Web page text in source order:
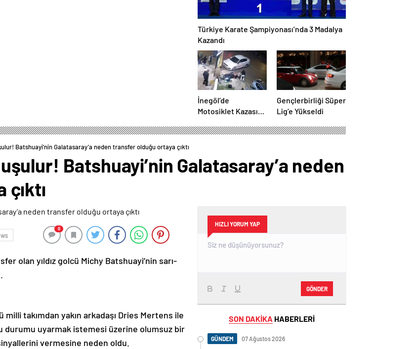
Türkiye Karate Şampiyonası’nda 3 Madalya
Kazandı
İnegöl’de
Motosiklet Kazası:
Kaldırıldı
Gençlerbirliği Süper
Lig’e Yükseldi
Batshuayi’nin Galatasaray’a neden transfer olduğu ortaya çıktı
Batshuayi’nin Galatasaray’a neden
0
olan yıldız golcü Michy Batshuayi’nin sarı-
takımdan yakın arkadaşı Dries Mertens ile
durumu uyarmak istemesi üzerine olumsuz bir
vermesine neden oldu.
HIZLI YORUM YAP
GÖNDER
SON DAKİKA HABERLERİ
GÜNDEM 07 Ağustos 2026